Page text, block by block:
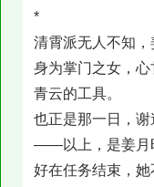
*
清霄派无人不知，
身为掌门之女，
青云的工具。
也正是那一日，
——以上，是姜月
好在任务结束，